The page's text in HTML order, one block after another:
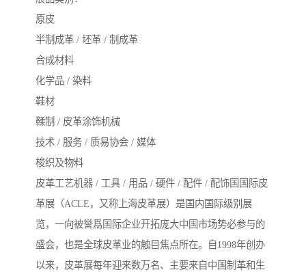
原皮
半制成革 / 坯革 / 制成革
合成材料
化学品 / 染料
鞋材
鞣制 / 皮革涂饰机械
技术 / 服务 / 质易协会 / 媒体
梭织及物料
皮革工艺机器 / 工具 / 用品 / 硬件 / 配件 / 配饰国国际皮
革展（ACLE，又称上海皮革展）是国内国际级别展
览，一向被誉爲国际企业开拓庞大中国市场势必参与的
盛会，也是全球皮革业的触目焦点所在。自1998年创办
以来，皮革展每年迎来数万名、主要来自中国制革和生